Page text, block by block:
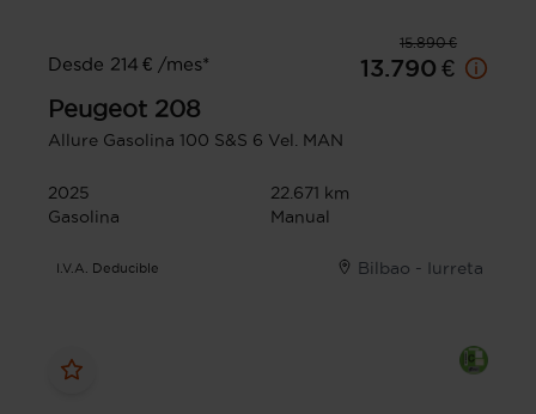
15.890 €
Desde 214 € /mes*
13.790 €
Peugeot 208
Allure Gasolina 100 S&S 6 Vel. MAN
2025
22.671 km
Gasolina
Manual
I.V.A. Deducible Bilbao - Iurreta